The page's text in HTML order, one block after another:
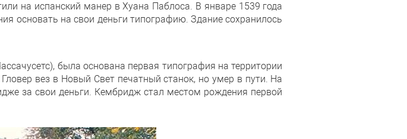
на испанский манер в Хуана Паблоса. В январе 1539 года
основать на свои деньги типографию. Здание сохранилось
была основана первая типография на территории
вез в Новый Свет печатный станок, но умер в пути. На
за свои деньги. Кембридж стал местом рождения первой